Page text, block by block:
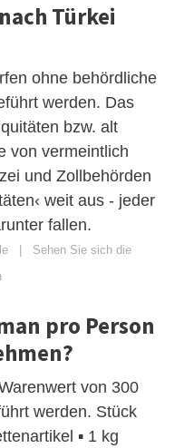
Türkei
ohne behördliche
werden. Das
bzw. alt
von vermeintlich
und Zollbehörden
weit aus - jeder
fallen.
| Sehen Sie sich die
pro Person
von 300
werden. Stück
▪ 1 kg